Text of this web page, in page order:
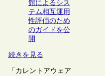
館によるシス
テム相互運用
性評価のため
のガイドを公
開
続きを見る
「カレントアウェア